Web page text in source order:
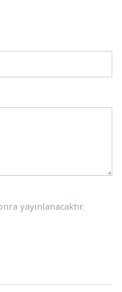
yayınlanacaktır.